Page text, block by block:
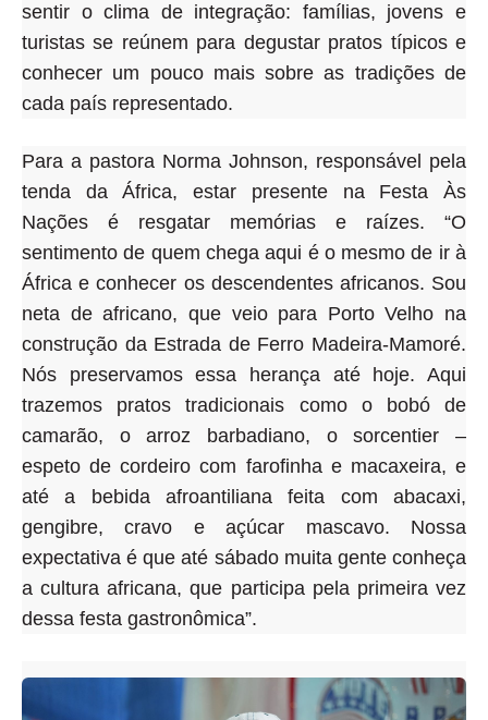
sentir o clima de integração: famílias, jovens e
turistas se reúnem para degustar pratos típicos e
conhecer um pouco mais sobre as tradições de
cada país representado.
Para a pastora Norma Johnson, responsável pela
tenda da África, estar presente na Festa Às
Nações é resgatar memórias e raízes. “O
sentimento de quem chega aqui é o mesmo de ir à
África e conhecer os descendentes africanos. Sou
neta de africano, que veio para Porto Velho na
construção da Estrada de Ferro Madeira-Mamoré.
Nós preservamos essa herança até hoje. Aqui
trazemos pratos tradicionais como o bobó de
camarão, o arroz barbadiano, o sorcentier –
espeto de cordeiro com farofinha e macaxeira, e
até a bebida afroantiliana feita com abacaxi,
gengibre, cravo e açúcar mascavo. Nossa
expectativa é que até sábado muita gente conheça
a cultura africana, que participa pela primeira vez
dessa festa gastronômica”.